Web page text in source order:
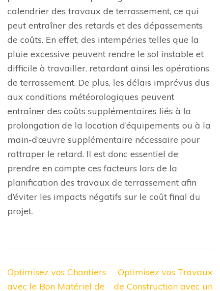
calendrier des travaux de terrassement, ce qui
peut entraîner des retards et des dépassements
de coûts. En effet, des intempéries telles que la
pluie excessive peuvent rendre le sol instable et
difficile à travailler, retardant ainsi les opérations
de terrassement. De plus, les délais imprévus dus
aux conditions météorologiques peuvent
entraîner des coûts supplémentaires liés à la
prolongation de la location d’équipements ou à la
main-d’œuvre supplémentaire nécessaire pour
rattraper le retard. Il est donc essentiel de
prendre en compte ces facteurs lors de la
planification des travaux de terrassement afin
d’éviter les impacts négatifs sur le coût final du
projet.
Navigation
de
Optimisez vos Chantiers
avec le Bon Matériel de
Optimisez vos Travaux
de Construction avec un